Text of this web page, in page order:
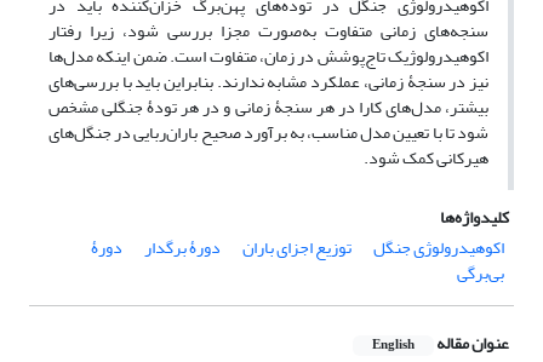
سنجه‌های زمانی متفاوت به‌صورت مجزا بررسی شود، زیرا رفتار
اکوهیدرولوژیک تاج‌پوشش در زمان، متفاوت است. ضمن اینکه مدل‌ها
نیز در سنجۀ زمانی، عملکرد مشابه ندارند. بنابراین باید با بررسی‌های
بیشتر، مدل‌های کارا در هر سنجۀ زمانی و در هر تودۀ جنگلی مشخص
شود تا با تعیین مدل مناسب، به برآورد صحیح باران‌ربایی در جنگل‌های
هیرکانی کمک شود.
کلیدواژه‌ها
اکوهیدرولوژی جنگل
توزیع اجزای باران دورۀ برگدار دورۀ
بی‌برگی
عنوان مقاله English